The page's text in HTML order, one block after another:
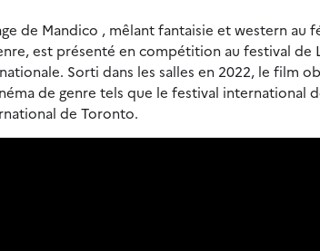
de Mandico , mêlant fantaisie et western au
est présenté en compétition au festival de
Sorti dans les salles en 2022, le film
de genre tels que le festival international
de Toronto.